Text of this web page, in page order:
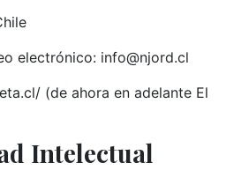
electrónico: info@njord.cl
(de ahora en adelante El
Intelectual